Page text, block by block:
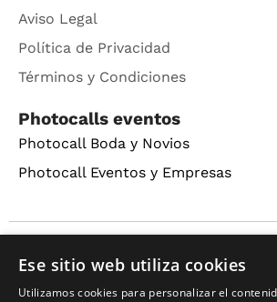
Aviso Legal
Política de Privacidad
Términos y Condiciones
Photocalls eventos
Photocall Boda y Novios
Photocall Eventos y Empresas
Copyright © 2016 – 2026
reserved.
Ese sitio web utiliza cookies
Utilizamos cookies para personalizar el